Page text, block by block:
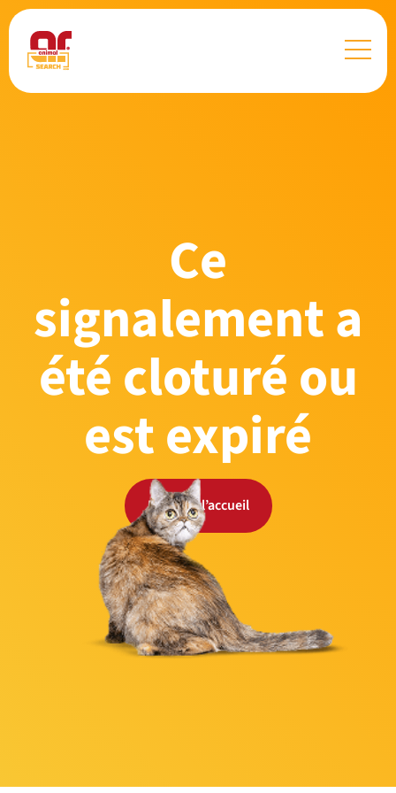
Ce
signalement a
été cloturé ou
est expiré
Retour à l’accueil